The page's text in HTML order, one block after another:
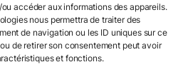
accéder aux informations des appareils.
nous permettra de traiter des
de navigation ou les ID uniques sur ce
de retirer son consentement peut avoir
et fonctions.